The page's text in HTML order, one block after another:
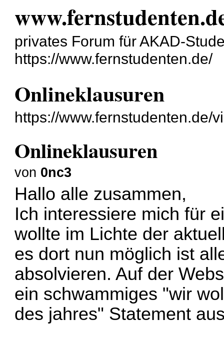
privates Forum für AKAD-
https://www.fernstudenten.de/
Onlineklausuren
https://www.fernstudenten.de/
Onlineklausuren
von 0nc3
Hallo alle zusammen,
Ich interessiere mich für
wollte im Lichte der
es dort nun möglich ist
absolvieren. Auf der
ein schwammiges "wir
des jahres" Statement